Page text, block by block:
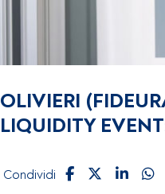
OLIVIERI
LIQUIDITY
Condividi